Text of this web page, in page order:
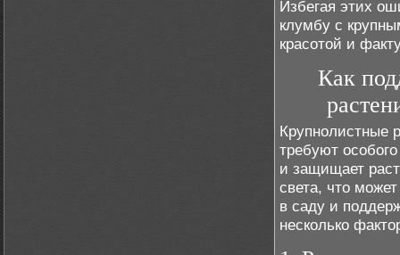
Избегая этих
клумбу с
красотой и
Как
Крупнолистные
требуют
и защищает
света, что
в саду и
несколько